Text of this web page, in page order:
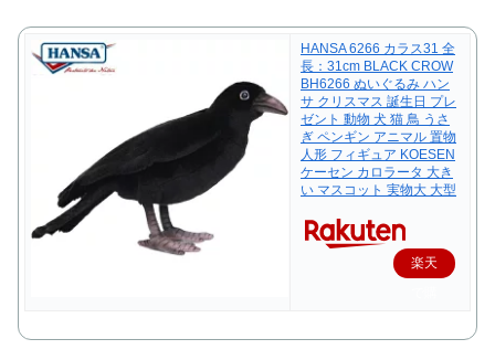
HANSA 6266 カラス31 全
長：31cm BLACK CROW
BH6266 ぬいぐるみ ハン
サ クリスマス 誕生日 プレ
ゼント 動物 犬 猫 鳥 うさ
ぎ ペンギン アニマル 置物
人形 フィギュア KOESEN
ケーセン カロラータ 大き
い マスコット 実物大 大型
楽天